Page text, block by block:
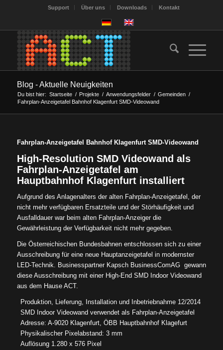
Support Über uns Downloads Kontakt
Blog - Aktuelle Neuigkeiten
Du bist hier: Startseite / Projekte / Anwendungsfelder / Gemeinden /
Fahrplan-Anzeigetafel Bahnhof Klagenfurt SMD-Videowand
Fahrplan-Anzeigetafel Bahnhof Klagenfurt SMD-Videowand
High-Resolution SMD Videowand als
Fahrplan-Anzeigetafel am
Hauptbahnhof Klagenfurt installiert
Aufgrund des Anlagenalters der alten Fahrplan-Anzeigetafel, der
nicht mehr verfügbaren Ersatzteile und der Störhäufigkeit und
Ausfalldauer war beim alten Fahrplan-Anzeiger die
Gewährleistung der Verfügbarkeit nicht mehr gegeben.
Die Österreichischen Bundesbahnen entschlossen sich zu einer
Ausschreibung für eine neue Hauptanzeigetafel in modernster
LED-Technik. Businesspartner Kapsch BusinessComAG gewann
diese Ausschreibung mit einer High-End SMD Indoor Videowand
aus dem Hause ACT.
Produktion, Lieferung, Installation und Inbetriebnahme 12/2014
SMD Indoor Videowand verwendet als Fahrplan-Anzeigetafel
Adresse: A-9020 Klagenfurt, ÖBB Hauptbahnhof Klagefurt
Physikalischer Pixelabstand: 3 mm
Auflösung 1.280 x 576 Pixel